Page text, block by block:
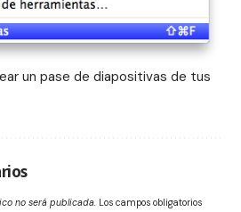
un pase de diapositivas de tus
no será publicada. Los campos obligatorios